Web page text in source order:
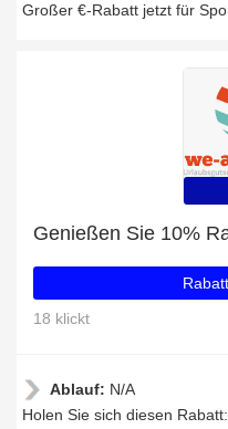
Großer €-Rabatt jetzt für
18 klickt
Ablauf: N/A
Holen Sie sich diesen